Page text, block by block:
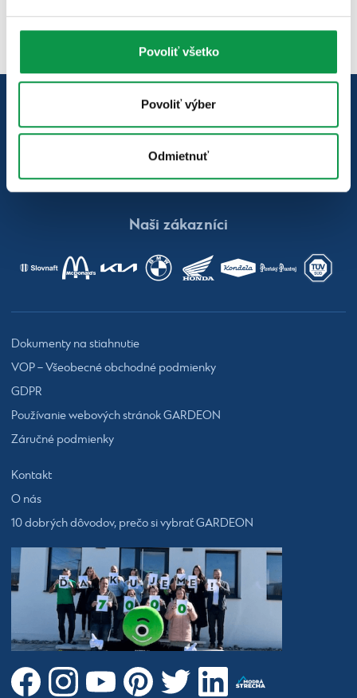
Povoliť všetko
Povoliť výber
Odmietnuť
Certifikát Natur-Pack 2022
Poznáte nás z týchto médií
Naši zákazníci
Dokumenty na stiahnutie
VOP – Všeobecné obchodné podmienky
GDPR
Používanie webových stránok GARDEON
Záručné podmienky
Kontakt
O nás
10 dobrých dôvodov, prečo si vybrať GARDEON